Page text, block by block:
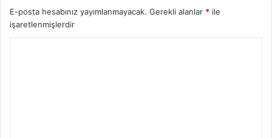
E-posta hesabınız yayımlanmayacak. Gerekli alanlar * ile
işaretlenmişlerdir